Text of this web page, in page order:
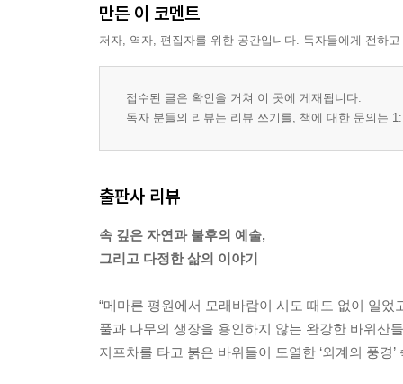
만든 이 코멘트
저자, 역자, 편집자를 위한 공간입니다. 독자들에게 전하
접수된 글은 확인을 거쳐 이 곳에 게재됩니다.
독자 분들의 리뷰는 리뷰 쓰기를, 책에 대한 문의는
출판사 리뷰
속 깊은 자연과 불후의 예술,
그리고 다정한 삶의 이야기
“메마른 평원에서 모래바람이 시도 때도 없이 일었
풀과 나무의 생장을 용인하지 않는 완강한 바위산
지프차를 타고 붉은 바위들이 도열한 ‘외계의 풍경’